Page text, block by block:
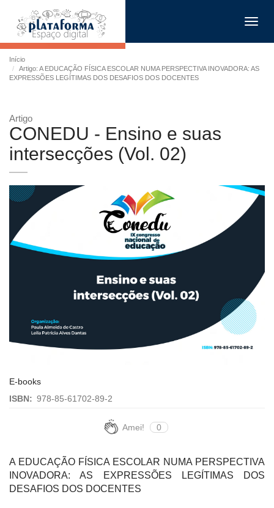
Início
Artigo: A EDUCAÇÃO FÍSICA ESCOLAR NUMA PERSPECTIVA INOVADORA: AS
EXPRESSÕES LEGÍTIMAS DOS DESAFIOS DOS DOCENTES
Artigo
CONEDU - Ensino e suas
intersecções (Vol. 02)
E-books
ISBN: 978-85-61702-89-2
Amei! 0
A EDUCAÇÃO FÍSICA ESCOLAR NUMA PERSPECTIVA
INOVADORA: AS EXPRESSÕES LEGÍTIMAS DOS
DESAFIOS DOS DOCENTES